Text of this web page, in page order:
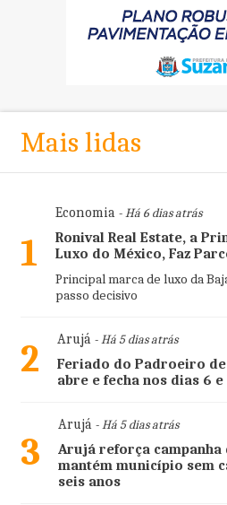
Mais lidas
1
Economia- Há 6 dias atrás
Ronival Real Estate, a
Luxo do México, Faz
Principal marca de luxo da
passo decisivo
2 Arujá- Há 5 dias atrás
Feriado do Padroeiro
abre e fecha nos dias 6
3
Arujá- Há 5 dias atrás
Arujá reforça campanha
mantém município sem
seis anos